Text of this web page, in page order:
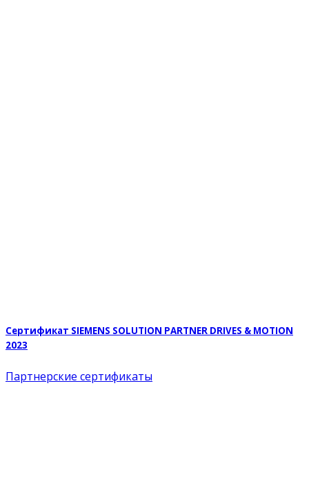
Сертификат SIEMENS SOLUTION PARTNER DRIVES & MOTION
2023
Партнерские сертификаты